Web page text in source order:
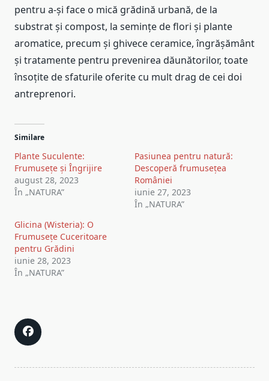
pentru a-și face o mică grădină urbană, de la
substrat și compost, la semințe de flori și plante
aromatice, precum și ghivece ceramice, îngrășământ
și tratamente pentru prevenirea dăunătorilor, toate
însoțite de sfaturile oferite cu mult drag de cei doi
antreprenori.
Similare
Plante Suculente:
Frumusețe și Îngrijire
august 28, 2023
În „NATURA”
Pasiunea pentru natură:
Descoperă frumusețea
României
iunie 27, 2023
În „NATURA”
Glicina (Wisteria): O
Frumusețe Cuceritoare
pentru Grădini
iunie 28, 2023
În „NATURA”